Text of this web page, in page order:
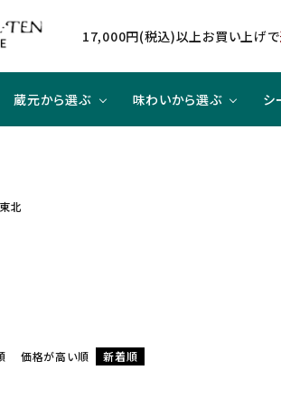
17,000円(税込)以上お買い上げで
蔵元から選ぶ 味わいから選ぶ シ
東北
価格が高い順 新着順